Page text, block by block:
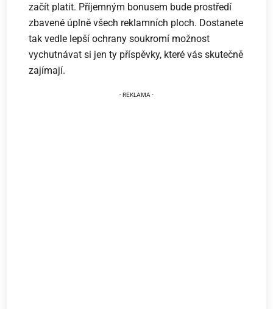
začít platit. Příjemným bonusem bude prostředí
zbavené úplně všech reklamních ploch. Dostanete
tak vedle lepší ochrany soukromí možnost
vychutnávat si jen ty příspěvky, které vás skutečně
zajímají.